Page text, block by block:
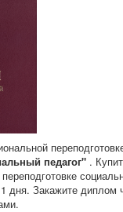
педагог" .
дня. Закажите